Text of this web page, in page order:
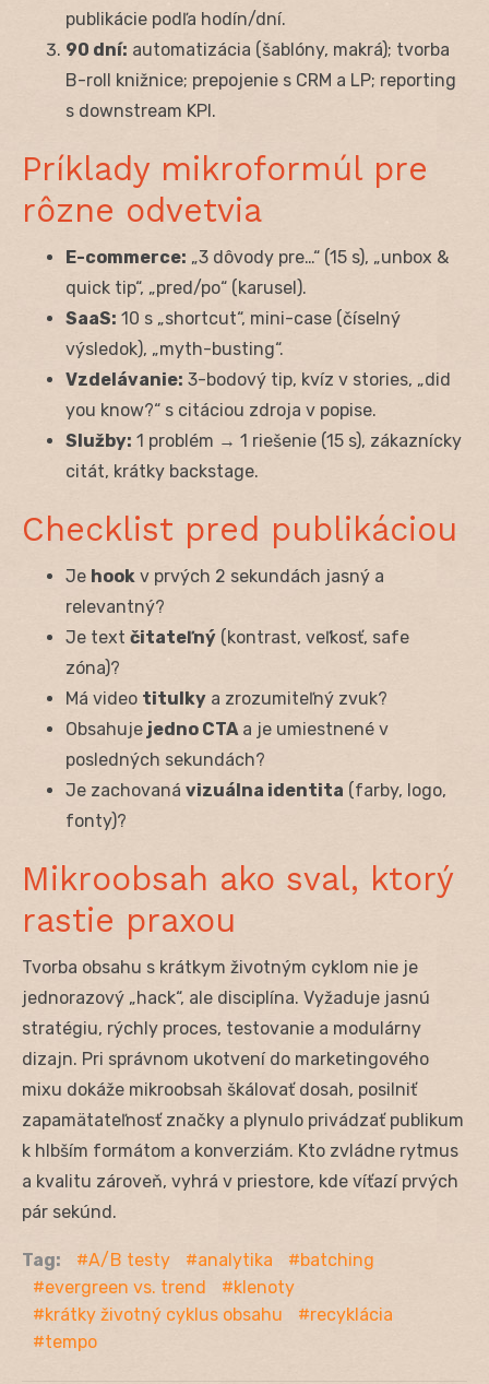
publikácie podľa hodín/dní.
90 dní: automatizácia (šablóny, makrá); tvorba
B-roll knižnice; prepojenie s CRM a LP; reporting
s downstream KPI.
Príklady mikroformúl pre
rôzne odvetvia
E-commerce: „3 dôvody pre…“ (15 s), „unbox &
quick tip“, „pred/po“ (karusel).
SaaS: 10 s „shortcut“, mini-case (číselný
výsledok), „myth-busting“.
Vzdelávanie: 3-bodový tip, kvíz v stories, „did
you know?“ s citáciou zdroja v popise.
Služby: 1 problém → 1 riešenie (15 s), zákaznícky
citát, krátky backstage.
Checklist pred publikáciou
Je hook v prvých 2 sekundách jasný a
relevantný?
Je text čitateľný (kontrast, veľkosť, safe
zóna)?
Má video titulky a zrozumiteľný zvuk?
Obsahuje jedno CTAa je umiestnené v
posledných sekundách?
Je zachovaná vizuálna identita (farby, logo,
fonty)?
Mikroobsah ako sval, ktorý
rastie praxou
Tvorba obsahu s krátkym životným cyklom nie je
jednorazový „hack“, ale disciplína. Vyžaduje jasnú
stratégiu, rýchly proces, testovanie a modulárny
dizajn. Pri správnom ukotvení do marketingového
mixu dokáže mikroobsah škálovať dosah, posilniť
zapamätateľnosť značky a plynulo privádzať publikum
k hlbším formátom a konverziám. Kto zvládne rytmus
a kvalitu zároveň, vyhrá v priestore, kde víťazí prvých
pár sekúnd.
Tag: A/B testy analytika
batching
evergreen vs. trend
klenoty
krátky životný cyklus obsahu
recyklácia
tempo